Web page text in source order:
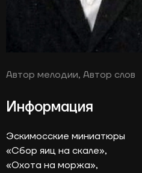
Автор мелодии, Автор слов
Информация
Эскимосские миниатюры
«Сбор яиц на скале»,
«Охота на моржа»,